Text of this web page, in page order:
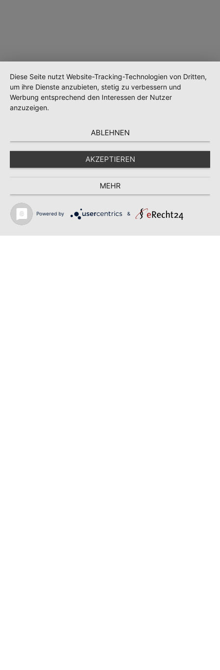
Wird geladen …
Diese Seite nutzt Website-Tracking-Technologien von Dritten,
um ihre Dienste anzubieten, stetig zu verbessern und
Werbung entsprechend den Interessen der Nutzer
anzuzeigen.
ABLEHNEN
AKZEPTIEREN
MEHR
Powered by &